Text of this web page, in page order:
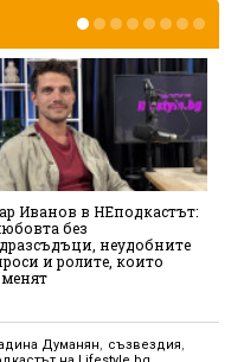
Иванов в НЕподкастът:
без
неудобните
и ролите, които
Думанян, съзвездия,